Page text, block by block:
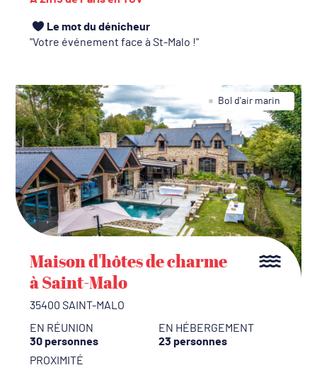
Le mot du dénicheur
Votre événement face à St-Malo !
Bol d'air marin
Maison d'hôtes de charme
à Saint-Malo
35400 SAINT-MALO
EN RÉUNION
30 personnes
EN HÉBERGEMENT
23 personnes
PROXIMITÉ